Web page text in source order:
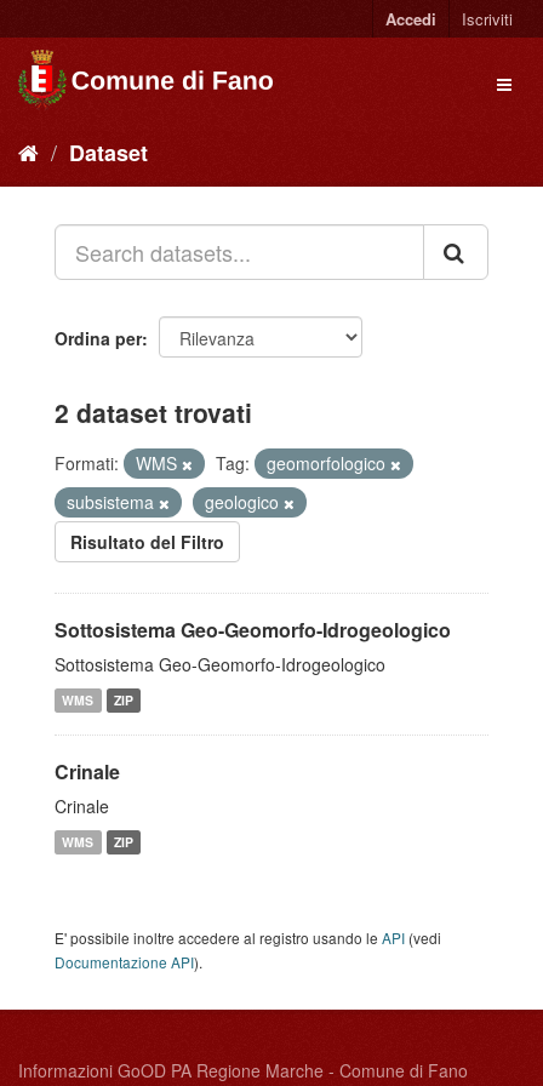
Accedi Iscriviti
Dataset
Ordina per
2 dataset trovati
Formati: WMS Tag:
geomorfologico
subsistema
geologico
Risultato del Filtro
Sottosistema Geo-Geomorfo-Idrogeologico
Sottosistema Geo-Geomorfo-Idrogeologico
WMS ZIP
Crinale
Crinale
WMS ZIP
E' possibile inoltre accedere al registro usando le API (vedi
Documentazione API).
Informazioni GoOD PA Regione Marche - Comune di Fano